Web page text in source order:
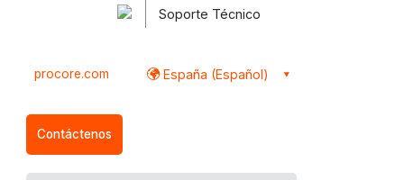
Soporte Técnico
procore.com España (Español)
Contáctenos